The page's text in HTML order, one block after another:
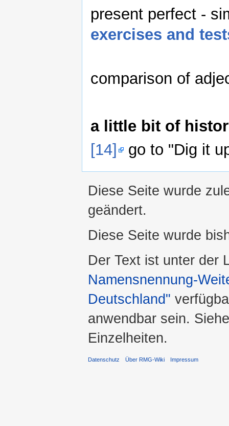
present perfect -
exercises and
comparison of
a little bit of
[14]
go to "Dig it
Diese Seite wurde
geändert.
Diese Seite wurde
Der Text ist unter der
Namensnennung-
Deutschland"
anwendbar sein.
Einzelheiten.
Datenschutz Über RMG-Wiki Impressum